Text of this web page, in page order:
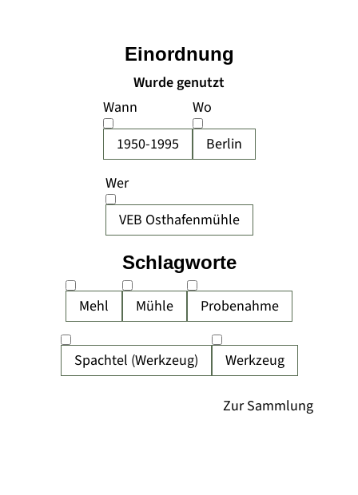
Wurde genutzt
Wann
1950-1995
Wo
Berlin
Wer
VEB Osthafenmühle
Mehl Mühle Probenahme
Spachtel (Werkzeug) Werkzeug
Einordnung
Schlagworte